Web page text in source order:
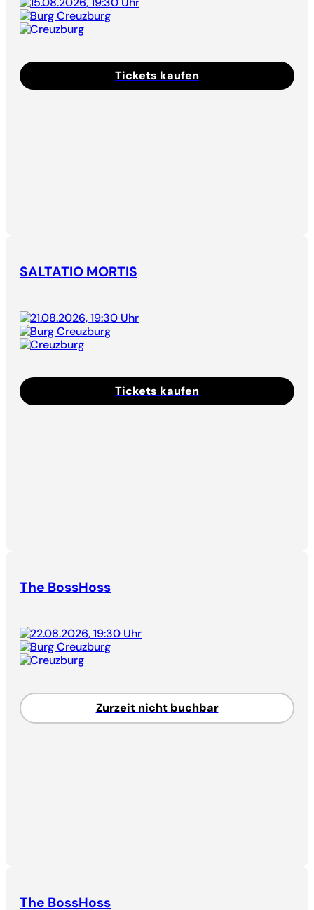
Burg Creuzburg
Creuzburg
Tickets kaufen
SALTATIO MORTIS
21.08.2026, 19:30 Uhr
Burg Creuzburg
Creuzburg
Tickets kaufen
The BossHoss
22.08.2026, 19:30 Uhr
Burg Creuzburg
Creuzburg
Zurzeit nicht buchbar
The BossHoss